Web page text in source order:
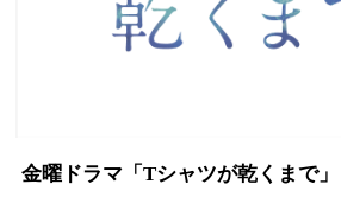
金曜ドラマ「Tシャツが乾くまで」